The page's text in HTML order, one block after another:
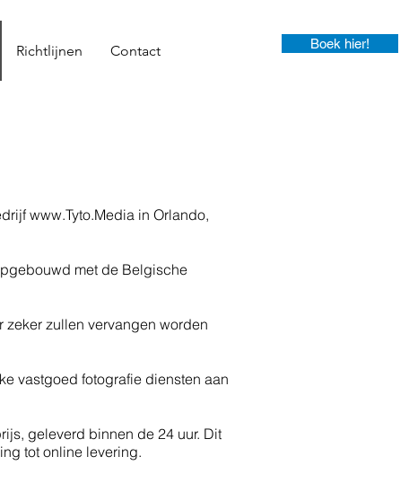
Richtlijnen Contact Boek hier!
www.Tyto.Media in Orlando,
met de Belgische
zeker zullen vervangen worden
vastgoed fotografie diensten aan
geleverd binnen de 24 uur. Dit
tot online levering.